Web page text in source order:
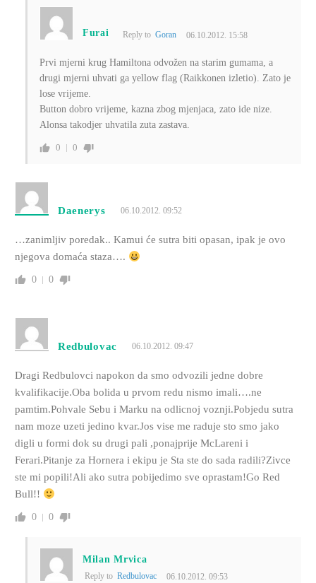
Furai Reply toGoran 06.10.2012. 15:58
Prvi mjerni krug Hamiltona odvožen na starim gumama, a
drugi mjerni uhvati ga yellow flag (Raikkonen izletio). Zato je
lose vrijeme.
Button dobro vrijeme, kazna zbog mjenjaca, zato ide nize.
Alonsa takodjer uhvatila zuta zastava.
0 0
Daenerys 06.10.2012. 09:52
…zanimljiv poredak.. Kamui će sutra biti opasan, ipak je ovo
njegova domaća staza….
0 0
Redbulovac 06.10.2012. 09:47
Dragi Redbulovci napokon da smo odvozili jedne dobre
kvalifikacije.Oba bolida u prvom redu nismo imali….ne
pamtim.Pohvale Sebu i Marku na odlicnoj voznji.Pobjedu sutra
nam moze uzeti jedino kvar.Jos vise me raduje sto smo jako
digli u formi dok su drugi pali ,ponajprije McLareni i
Ferari.Pitanje za Hornera i ekipu je Sta ste do sada radili?Zivce
ste mi popili!Ali ako sutra pobijedimo sve oprastam!Go Red
Bull!!
0 0
Milan Mrvica
Reply to Redbulovac 06.10.2012. 09:53